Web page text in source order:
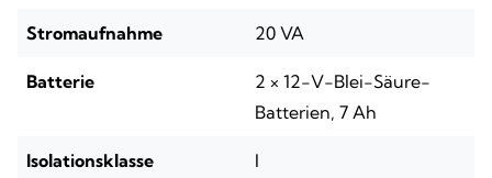
Stromaufnahme 20 VA
Batterie
2 × 12-V-Blei-Säure-
Batterien, 7 Ah
Isolationsklasse I